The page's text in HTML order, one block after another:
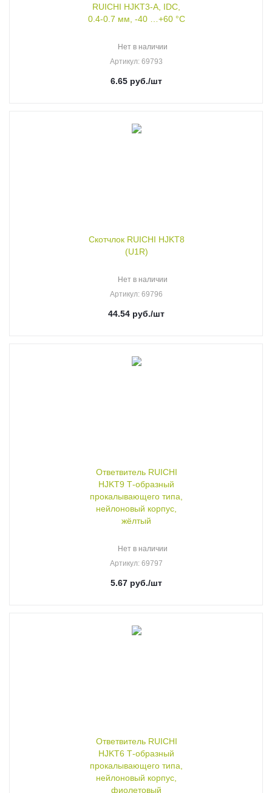
RUICHI HJKT3-A, IDC,
0.4-0.7 мм, -40 …+60 °С
Нет в наличии
Артикул: 69793
6.65 руб./шт
Скотчлок RUICHI HJKT8
(U1R)
Нет в наличии
Артикул: 69796
44.54 руб./шт
Ответвитель RUICHI
HJKT9 Т-образный
прокалывающего типа,
нейлоновый корпус,
жёлтый
Нет в наличии
Артикул: 69797
5.67 руб./шт
Ответвитель RUICHI
HJKT6 Т-образный
прокалывающего типа,
нейлоновый корпус,
фиолетовый